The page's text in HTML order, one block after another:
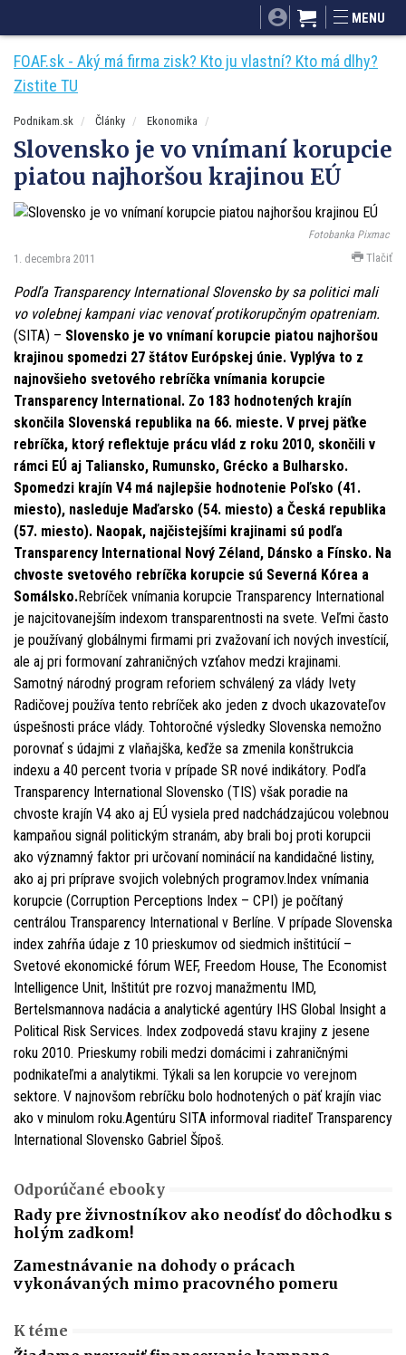
Mnamky-recepty.sk
MENU
FOAF.sk - Aký má firma zisk? Kto ju vlastní? Kto má dlhy?
Zistite TU
Podnikam.sk Články Ekonomika
Slovensko je vo vnímaní korupcie
piatou najhoršou krajinou EÚ
Fotobanka Pixmac
1. decembra 2011 Tlačiť
Podľa Transparency International Slovensko by sa politici mali
vo volebnej kampani viac venovať protikorupčným opatreniam.
(SITA) – Slovensko je vo vnímaní korupcie piatou najhoršou
krajinou spomedzi 27 štátov Európskej únie. Vyplýva to z
najnovšieho svetového rebríčka vnímania korupcie
Transparency International. Zo 183 hodnotených krajín
skončila Slovenská republika na 66. mieste. V prvej päťke
rebríčka, ktorý reflektuje prácu vlád z roku 2010, skončili v
rámci EÚ aj Taliansko, Rumunsko, Grécko a Bulharsko.
Spomedzi krajín V4 má najlepšie hodnotenie Poľsko (41.
miesto), nasleduje Maďarsko (54. miesto) a Česká republika
(57. miesto). Naopak, najčistejšími krajinami sú podľa
Transparency International Nový Zéland, Dánsko a Fínsko. Na
chvoste svetového rebríčka korupcie sú Severná Kórea a
Somálsko.Rebríček vnímania korupcie Transparency International
je najcitovanejším indexom transparentnosti na svete. Veľmi často
je používaný globálnymi firmami pri zvažovaní ich nových investícií,
ale aj pri formovaní zahraničných vzťahov medzi krajinami.
Samotný národný program reforiem schválený za vlády Ivety
Radičovej používa tento rebríček ako jeden z dvoch ukazovateľov
úspešnosti práce vlády. Tohtoročné výsledky Slovenska nemožno
porovnať s údajmi z vlaňajška, keďže sa zmenila konštrukcia
indexu a 40 percent tvoria v prípade SR nové indikátory. Podľa
Transparency International Slovensko (TIS) však poradie na
chvoste krajín V4 ako aj EÚ vysiela pred nadchádzajúcou volebnou
kampaňou signál politickým stranám, aby brali boj proti korupcii
ako významný faktor pri určovaní nominácií na kandidačné listiny,
ako aj pri príprave svojich volebných programov.Index vnímania
korupcie (Corruption Perceptions Index – CPI) je počítaný
centrálou Transparency International v Berlíne. V prípade Slovenska
index zahŕňa údaje z 10 prieskumov od siedmich inštitúcií –
Svetové ekonomické fórum WEF, Freedom House, The Economist
Intelligence Unit, Inštitút pre rozvoj manažmentu IMD,
Bertelsmannova nadácia a analytické agentúry IHS Global Insight a
Political Risk Services. Index zodpovedá stavu krajiny z jesene
roku 2010. Prieskumy robili medzi domácimi i zahraničnými
podnikateľmi a analytikmi. Týkali sa len korupcie vo verejnom
sektore. V najnovšom rebríčku bolo hodnotených o päť krajín viac
ako v minulom roku.Agentúru SITA informoval riaditeľ Transparency
International Slovensko Gabriel Šípoš.
Odporúčané ebooky
Rady pre živnostníkov ako neodísť do dôchodku s
holým zadkom!
Zamestnávanie na dohody o prácach
vykonávaných mimo pracovného pomeru
K téme